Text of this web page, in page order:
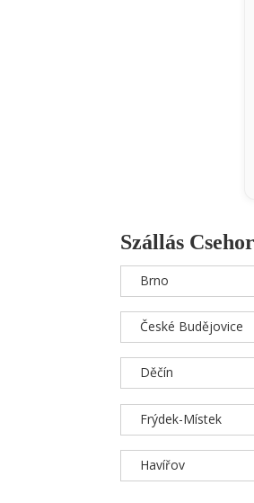
Szállás
Brno
České Budějovice
Děčín
Frýdek-Místek
Havířov